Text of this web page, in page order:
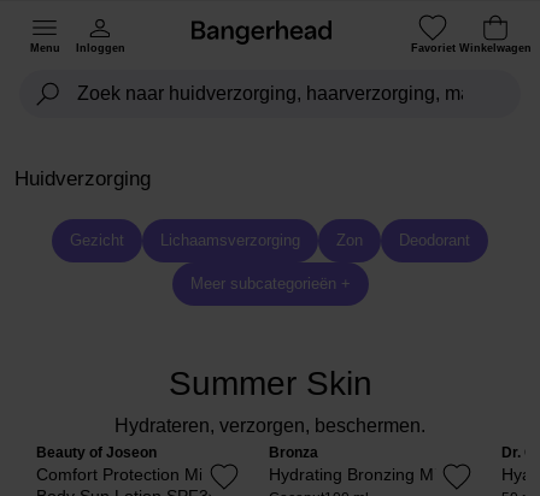
Menu Inloggen Favoriet Winkelwagen
Huidverzorging
Gezicht Lichaamsverzorging Zon Deodorant
Meer subcategorieën +
Summer Skin
Hydrateren, verzorgen, beschermen.
Beauty of Joseon
Comfort Protection Mineral
Bronza
Hydrating Bronzing Mist
Dr.